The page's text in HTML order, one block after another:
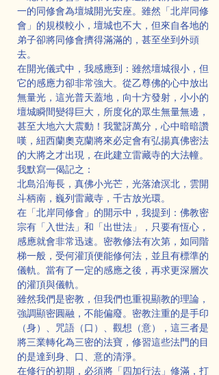
一的同修會為壇城開光安座。雖然「北岸同修
會」的規模較小，壇城也不大，但來自各地的
弟子卻將同修會擠得滿滿的，甚至坐到外頭
去。
在開光儀式中，我感應到：雖然壇城很小，但
它的感應力卻非常強大。從乙尊佛的心中放出
無量光，這光普天蓋地，向十方發射，小小的
壇城瞬間變得巨大，所度化的眾生無量無邊，
甚至大地六大震動！我驚訝萬分，心中暗暗讚
嘆，紐西蘭奧克蘭將來必定會有弘揚真佛密法
的大將之才出現，在此建立雷藏寺的大法幢。
我默寫一偈記之：
北島沿海長，真佛小光芒，光落滄溟北，雲開
斗柄南，巍列雷藏寺，千古放光環。
在「北岸同修會」的開示中，我提到：佛教密
宗有「入世法」和「出世法」，只要有恆心，
感應就會非常迅速。密教修法有次第，如同階
梯一般，受何灌頂便能修何法，並且有標準的
儀軌。當有了一定的感應之後，再求更深層次
的灌頂與儀軌。
雖然我們是密教，但我們也重視顯教的理論，
強調顯密圓融，不能偏廢。密教注重的是手印
（身）、咒語（口）、觀想（意），這三者是
將三業轉化為三密的法寶，修習這些法門的目
的是達到身、口、意的清淨。
在修行的初期，必須將「四加行法」修滿，打